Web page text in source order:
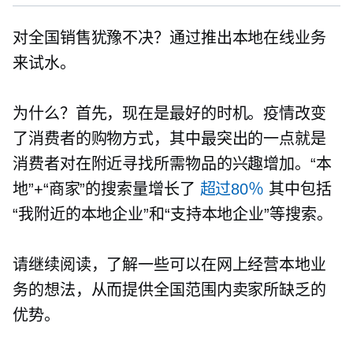
对全国销售犹豫不决？通过推出本地在线业务
来试水。
为什么？首先，现在是最好的时机。疫情改变
了消费者的购物方式，其中最突出的一点就是
消费者对在附近寻找所需物品的兴趣增加。“本
地”+“商家”的搜索量增长了 超过80％ 其中包括
“我附近的本地企业”和“支持本地企业”等搜索。
请继续阅读，了解一些可以在网上经营本地业
务的想法，从而提供全国范围内卖家所缺乏的
优势。